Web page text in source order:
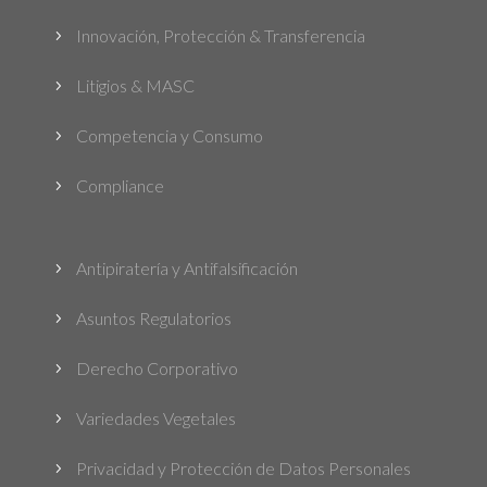
5 Innovación, Protección & Transferencia
5 Litigios & MASC
5 Competencia y Consumo
5 Compliance
5 Antipiratería y Antifalsificación
5 Asuntos Regulatorios
5 Derecho Corporativo
5 Variedades Vegetales
5 Privacidad y Protección de Datos Personales